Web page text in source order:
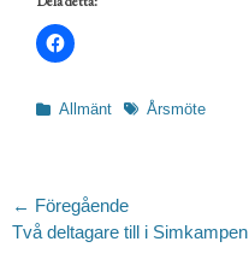
Kategorier
Allmänt Etiketter
Årsmöte
Inläggsnavigering
← Föregående
Föregående
Två deltagare till i Simkampen